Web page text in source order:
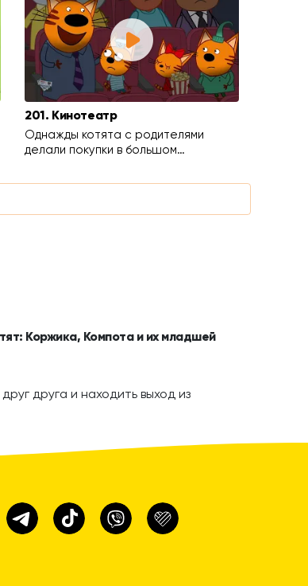
201. Кинотеатр
Однажды котята с родителями
делали покупки в большом…
Коржика, Компота и их младшей
друга и находить выход из